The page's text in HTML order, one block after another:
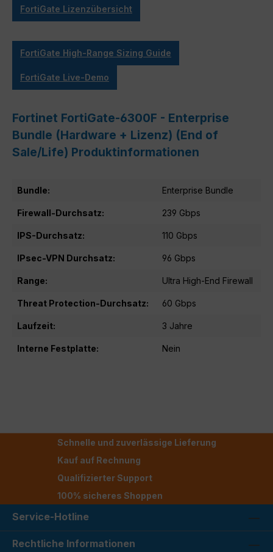
FortiGate Lizenzübersicht
FortiGate High-Range Sizing Guide
FortiGate Live-Demo
Fortinet FortiGate-6300F - Enterprise
Bundle (Hardware + Lizenz) (End of
Sale/Life) Produktinformationen
Bundle: Enterprise Bundle
Firewall-Durchsatz: 239 Gbps
IPS-Durchsatz: 110 Gbps
IPsec-VPN Durchsatz: 96 Gbps
Range: Ultra High-End Firewall
Threat Protection-Durchsatz: 60 Gbps
Laufzeit: 3 Jahre
Interne Festplatte: Nein
Schnelle und zuverlässige Lieferung
Kauf auf Rechnung
Qualifizierter Support
100% sicheres Shoppen
Service-Hotline
Rechtliche Informationen